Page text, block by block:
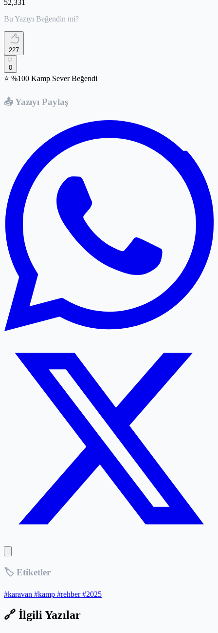
52,331
Bu Yazıyı Beğendin mi?
227
0
⭐ %100 Kamp Sever Beğendi
📤 Yazıyı Paylaş
🏷️ Etiketler
#karavan #kamp #rehber#2025
🔗 İlgili Yazılar